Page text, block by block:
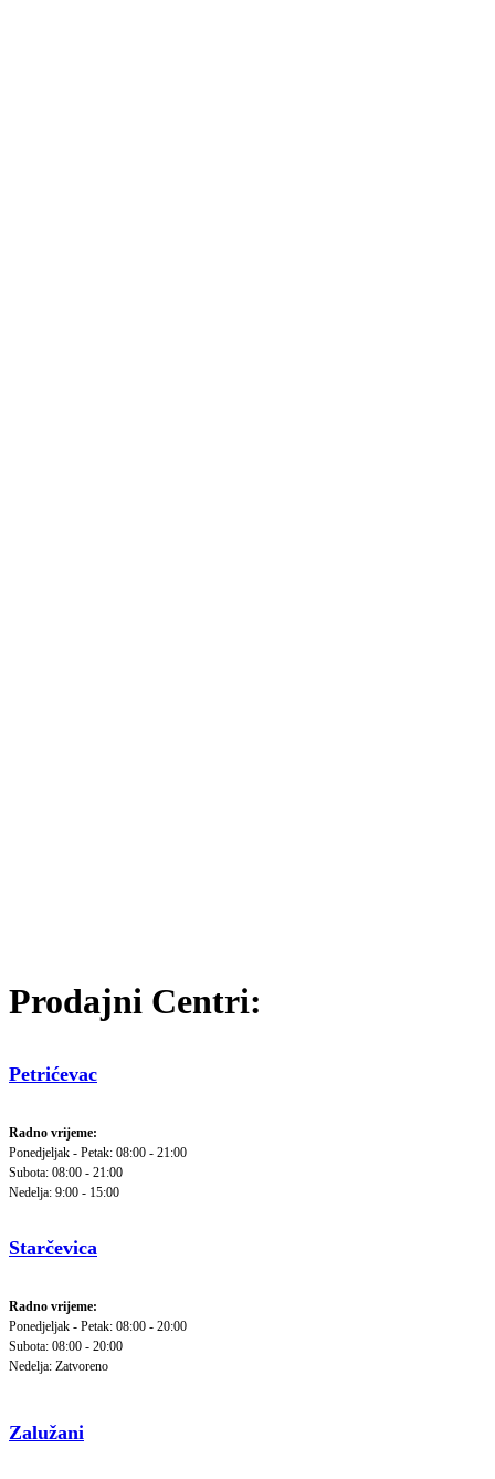
Prodajni Centri:
Petrićevac
Radno vrijeme:
Ponedjeljak - Petak: 08:00 - 21:00
Subota: 08:00 - 21:00
Nedelja: 9:00 - 15:00
Starčevica
Radno vrijeme:
Ponedjeljak - Petak: 08:00 - 20:00
Subota: 08:00 - 20:00
Nedelja: Zatvoreno
Zalužani